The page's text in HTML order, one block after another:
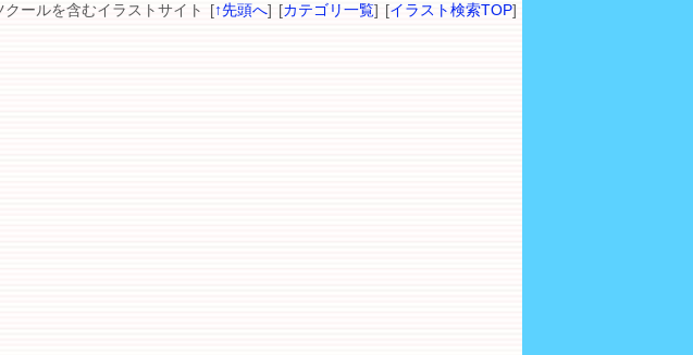
クールを含むイラストサイト [↑先頭へ] [カテゴリ一覧] [イラスト検索TOP]